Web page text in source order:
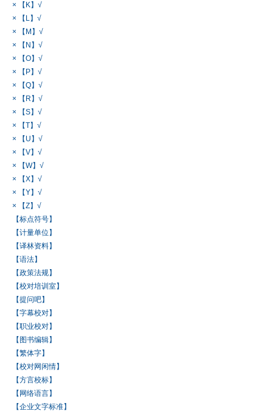
× 【K】√
× 【L】√
× 【M】√
× 【N】√
× 【O】√
× 【P】√
× 【Q】√
× 【R】√
× 【S】√
× 【T】√
× 【U】√
× 【V】√
× 【W】√
× 【X】√
× 【Y】√
× 【Z】√
【标点符号】
【计量单位】
【译林资料】
【语法】
【政策法规】
【校对培训室】
【提问吧】
【字幕校对】
【职业校对】
【图书编辑】
【繁体字】
【校对网闲情】
【方言校标】
【网络语言】
【企业文字标准】